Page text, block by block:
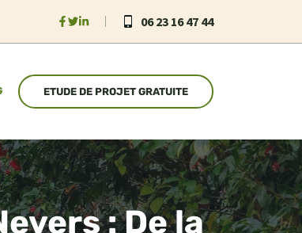
06 23 16 47 44
ETUDE DE PROJET GRATUITE
: De la